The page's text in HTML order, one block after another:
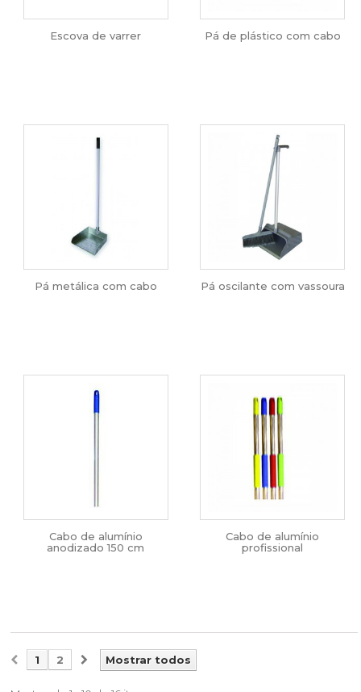
Escova de varrer Pá de plástico com cabo
Pá metálica com cabo Pá oscilante com vassoura
Cabo de alumínio
anodizado 150 cm
Cabo de alumínio
profissional
Mostrar todos
1 2